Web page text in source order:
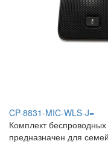
CP-8831-MIC-WLS-J=
Комплект
предназначен для